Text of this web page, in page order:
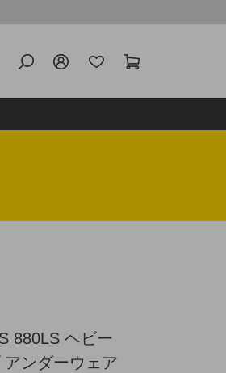
880LS ヘビー
ンダーウェア